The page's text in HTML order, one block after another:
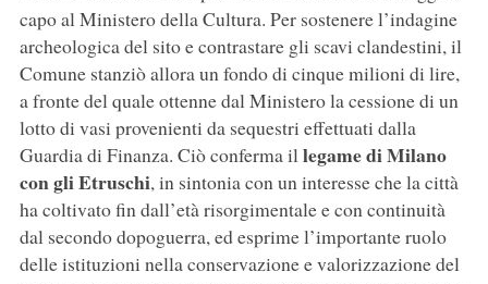
capo al Ministero della Cultura. Per sostenere l’indagine
archeologica del sito e contrastare gli scavi clandestini, il
Comune stanziò allora un fondo di cinque milioni di lire,
a fronte del quale ottenne dal Ministero la cessione di un
lotto di vasi provenienti da sequestri effettuati dalla
Guardia di Finanza. Ciò conferma illegame di Milano
con gli Etruschi, in sintonia con un interesse che la città
ha coltivato fin dall’età risorgimentale e con continuità
dal secondo dopoguerra, ed esprime l’importante ruolo
delle istituzioni nella conservazione e valorizzazione del